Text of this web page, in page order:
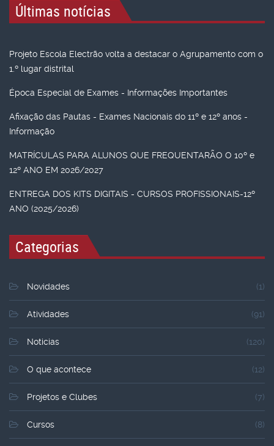
Últimas notícias
Projeto Escola Electrão volta a destacar o Agrupamento com o
1.º lugar distrital
Época Especial de Exames - Informações Importantes
Afixação das Pautas - Exames Nacionais do 11º e 12º anos -
Informação
MATRÍCULAS PARA ALUNOS QUE FREQUENTARÃO O 10º e
12º ANO EM 2026/2027
ENTREGA DOS KITS DIGITAIS - CURSOS PROFISSIONAIS-12º
ANO (2025/2026)
Categorias
Novidades (1)
Atividades (91)
Noticias (120)
O que acontece (12)
Projetos e Clubes (7)
Cursos (8)